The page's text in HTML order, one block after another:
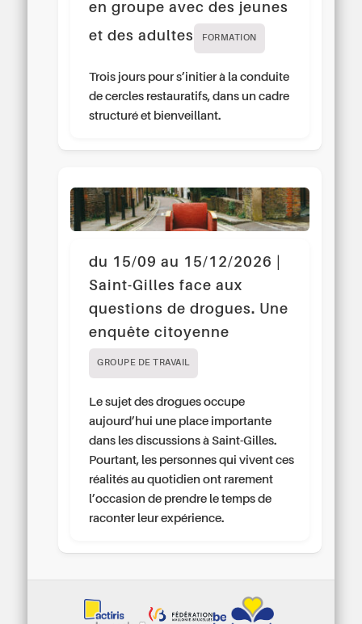
en groupe avec des jeunes
et des adultes
FORMATION
Trois jours pour s’initier à la conduite
de cercles restauratifs, dans un cadre
structuré et bienveillant.
du 15/09 au 15/12/2026 |
Saint-Gilles face aux
questions de drogues. Une
enquête citoyenne
GROUPE DE TRAVAIL
Le sujet des drogues occupe
aujourd’hui une place importante
dans les discussions à Saint-Gilles.
Pourtant, les personnes qui vivent ces
réalités au quotidien ont rarement
l’occasion de prendre le temps de
raconter leur expérience.